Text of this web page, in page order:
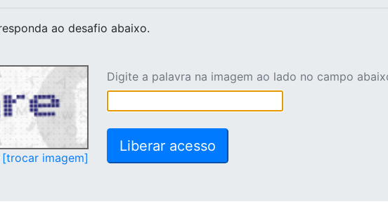
ao desafio abaixo.
[trocar imagem]
Digite a palavra na imagem ao lado no campo